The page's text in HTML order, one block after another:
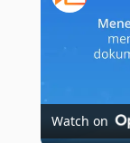
Watch on